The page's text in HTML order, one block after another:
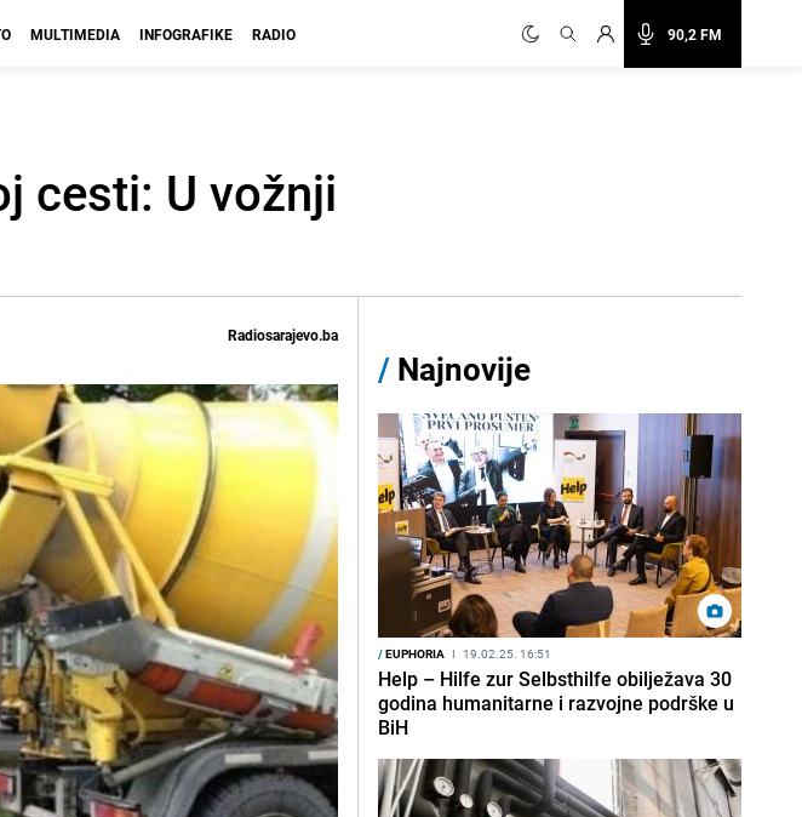
90,2 FM
MULTIMEDIA INFOGRAFIKE RADIO
cesti: U vožnji
Radiosarajevo.ba
/ Najnovije
/EUPHORIA I 19.02.25. 16:51
Help – Hilfe zur Selbsthilfe obilježava 30
godina humanitarne i razvojne podrške u
BiH